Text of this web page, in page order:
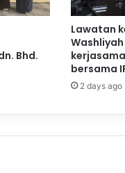
Bhd.
Lawatan
bersama
2 days ago